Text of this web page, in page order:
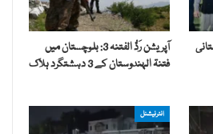
آپریشن رَدُّ الفتنہ 3: بلوچستان میں
فتنۃ الہندوستان کے 3 دہشتگرد ہلاک
انٹرنیشنل